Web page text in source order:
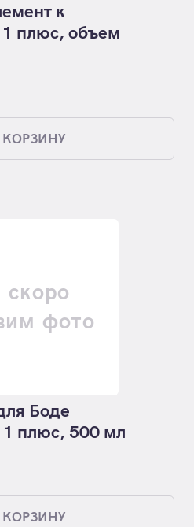
к
плюс, объем
КОРЗИНУ
фото
Боде
1 плюс, 500 мл
КОРЗИНУ